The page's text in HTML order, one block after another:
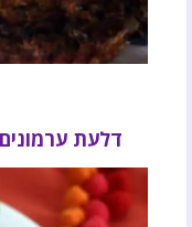
דלעת ערמונים